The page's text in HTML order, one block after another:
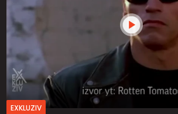
EXKLUZIV